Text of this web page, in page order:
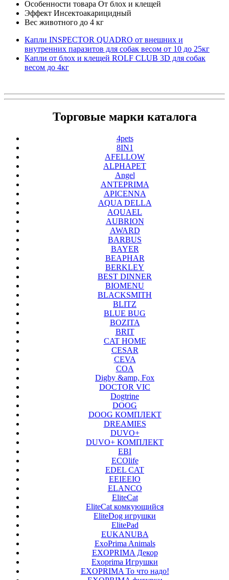
Особенности товара От блох и клещей
Эффект Инсектоакарицидный
Вес животного до 4 кг
Капли INSPECTOR QUADRO от внешних и
внутренних паразитов для собак весом от 10 до 25кг
Капли от блох и клещей ROLF CLUB 3D для собак
весом до 4кг
Торговые марки каталога
4pets
8IN1
AFELLOW
ALPHAPET
Angel
ANTEPRIMA
APICENNA
AQUA DELLA
AQUAEL
AUBRION
AWARD
BARBUS
BAYER
BEAPHAR
BERKLEY
BEST DINNER
BIOMENU
BLACKSMITH
BLITZ
BLUE BUG
BOZITA
BRIT
CAT HOME
CESAR
CEVA
COA
Digby &amp, Fox
DOCTOR VIC
Dogtrine
DOOG
DOOG КОМПЛЕКТ
DREAMIES
DUVO+
DUVO+ КОМПЛЕКТ
EBI
ECOlife
EDEL CAT
EEIEEIO
ELANCO
EliteCat
EliteCat комкующийся
EliteDog игрушки
ElitePad
EUKANUBA
ExoPrima Animals
EXOPRIMA Декор
Exoprima Игрушки
EXOPRIMA То что надо!